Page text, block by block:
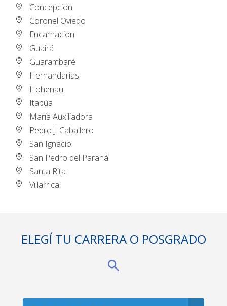
Concepción
Coronel Oviedo
Encarnación
Guairá
Guarambaré
Hernandarias
Hohenau
Itapúa
María Auxiliadora
Pedro J. Caballero
San Ignacio
San Pedro del Paraná
Santa Rita
Villarrica
ELEGÍ TU CARRERA O POSGRADO